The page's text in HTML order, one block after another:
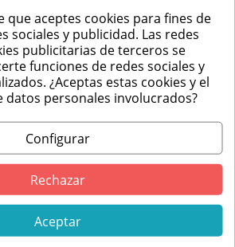
– Altavoz
W RMS
Bass
DJ
producto
Skytec
que aceptes cookies para fines de
sociales y publicidad. Las redes
publicitarias de terceros se
funciones de redes sociales y
¿Aceptas estas cookies y el
datos personales involucrados?
Configurar
Rechazar
Aceptar